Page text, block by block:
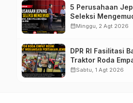
5 Perusahaan
Seleksi
Buka Peluang
calendar_monthMinggu, 2 Agt 2026
DPR RI Fasilitasi
Traktor Roda
Mekanisasi
calendar_monthSabtu, 1 Agt 2026